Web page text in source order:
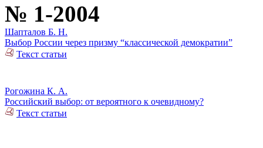
№ 1-2004
Шапталов Б. Н.
Выбор России через призму “классической демократии”
Текст статьи
Рогожина К. А.
Российский выбор: от вероятного к очевидному?
Текст статьи